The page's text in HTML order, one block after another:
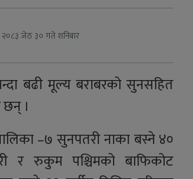
२०८३ जेठ ३० गते शनिबार
बढी मूल्य बराबरको सुनसहित
।
–७ सुनपतरी नाका बस्ने ४०
र रुकुम पश्चिमको बाफिकोट